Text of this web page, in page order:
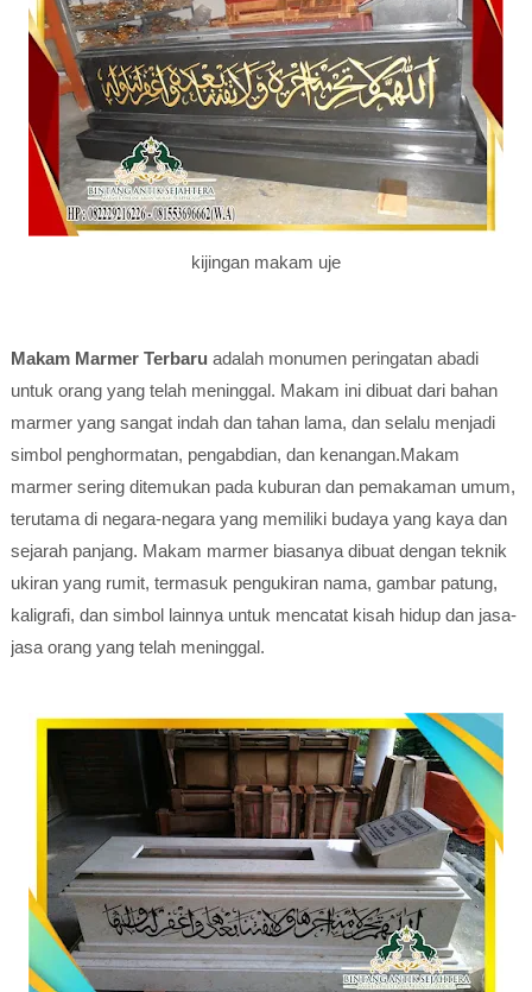
kijingan makam uje
Makam Marmer Terbaru adalah monumen peringatan abadi
untuk orang yang telah meninggal. Makam ini dibuat dari bahan
marmer yang sangat indah dan tahan lama, dan selalu menjadi
simbol penghormatan, pengabdian, dan kenangan.Makam
marmer sering ditemukan pada kuburan dan pemakaman umum,
terutama di negara-negara yang memiliki budaya yang kaya dan
sejarah panjang. Makam marmer biasanya dibuat dengan teknik
ukiran yang rumit, termasuk pengukiran nama, gambar patung,
kaligrafi, dan simbol lainnya untuk mencatat kisah hidup dan jasa-
jasa orang yang telah meninggal.